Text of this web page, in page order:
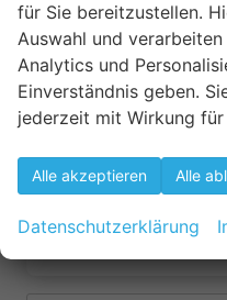
E-TERU UNIVERSAL
blue/coffee ice rose -
E-TERU UNIVERSAL
Ghost E-TERU
Lapierre
Winora
für Sie bereitzustellen.
Auswahl und
Analytics und
Einverständnis geben.
jederzeit mit Wirkung
Alle akzeptieren Alle
Datenschutzerklärung